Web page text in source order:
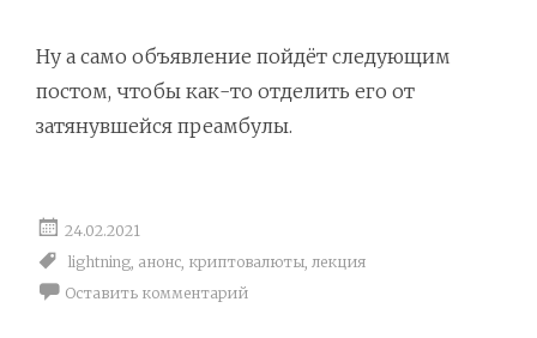
Ну а само объявление пойдёт следующим
постом, чтобы как-то отделить его от
затянувшейся преамбулы.
24.02.2021
lightning, анонс, криптовалюты, лекция
Оставить комментарий